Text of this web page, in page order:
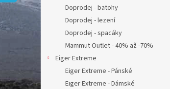
n
Doprodej - batohy
Doprodej - lezení
Doprodej - spacáky
Mammut Outlet - 40% až -70%
Eiger Extreme
Eiger Extreme - Pánské
Eiger Extreme - Dámské